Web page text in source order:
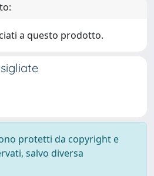
a questo prodotto.
protetti da copyright e
salvo diversa